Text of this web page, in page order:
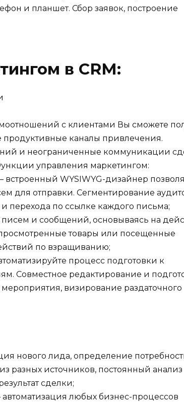
и планшет. Сбор заявок, построение
в CRM:
с клиентами Вы сможете
продуктивные каналы привлечения.
и неограниченные коммуникации
управления маркетингом:
встроенный WYSIWYG-дизайнер
для отправки. Сегментирование
и перехода по ссылке каждого письма;
и сообщений, основываясь на
товары или посещенные
по взращиванию;
процесс подготовки к
Совместное редактирование и
визирование раздаточного
нового лида, определение
разных источников, постоянный анализ
сделки;
автоматизация любых бизнес-процессов